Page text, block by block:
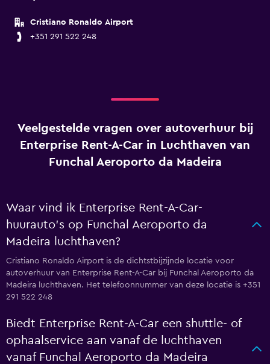
Cristiano Ronaldo Airport
+351 291 522 248
Veelgestelde vragen over autoverhuur bij
Enterprise Rent-A-Car in Luchthaven van
Funchal Aeroporto da Madeira
Waar vind ik Enterprise Rent-A-Car-
huurauto's op Funchal Aeroporto da
Madeira luchthaven?
Cristiano Ronaldo Airport is de dichtstbijzijnde locatie voor
autoverhuur van Enterprise Rent-A-Car bij Funchal Aeroporto da
Madeira luchthaven. Het telefoonnummer van deze locatie is +351
291 522 248
Biedt Enterprise Rent-A-Car een shuttle- of
ophaalservice aan vanaf de luchthaven
vanaf Funchal Aeroporto da Madeira